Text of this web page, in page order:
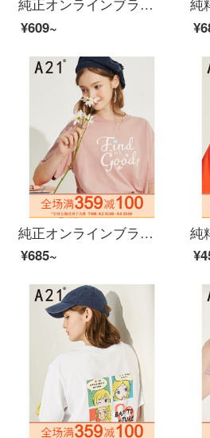
純正オンラインブランドA 21夏新着2020レディスフィア白カジュアル上着ゆったり服女性キャラクタープリント半袖TシャッツF 421046特白165/88 A/L
¥609~
純正オンラインブランドA 21レディ・スーフ・ショーンのゆったりしたラウンドネック半袖Tシャッツ2020夏に新上着を着たキャラクタープリントカジュアル服F 02231091ダークピンク160/84 A/M
¥685~